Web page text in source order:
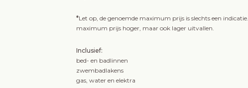
*Let op, de genoemde maximum prijs is slechts een
maximum prijs hoger, maar ook lager uitvallen.
Inclusief:
bed- en badlinnen
zwembadlakens
gas, water en elektra